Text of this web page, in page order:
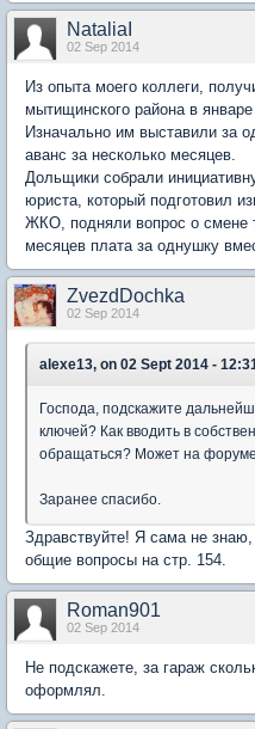
NataliaI
02 Sep 2014
Из опыта моего коллеги,
мытищинского района в
Изначально им выставили за
аванс за несколько месяцев.
Дольщики собрали
юриста, который подготовил
ЖКО, подняли вопрос о смене
месяцев плата за однушку
ZvezdDochka
02 Sep 2014
alexe13, on 02 Sept 2014 -
Господа, подскажите
ключей? Как вводить в
обращаться? Может на форуме
Заранее спасибо.
Здравствуйте! Я сама не
общие вопросы на стр. 154.
Roman901
02 Sep 2014
Не подскажете, за гараж
оформлял.